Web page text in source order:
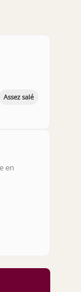
Assez salé
en